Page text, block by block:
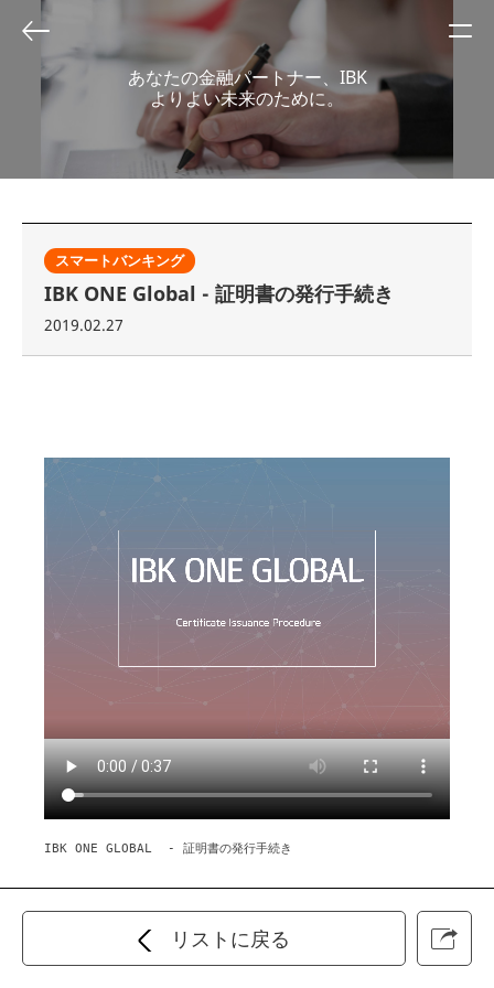
あなたの金融パートナー、IBK
よりよい未来のために。
スマートバンキング
IBK ONE Global - 証明書の発行手続き
2019.02.27
IBK ONE GLOBAL  - 証明書の発行手続き
IBK ONE BANKING GLOBALを起動し、証明書センターを選択します。
証明書の発行/再発行を選択します。
リストに戻る